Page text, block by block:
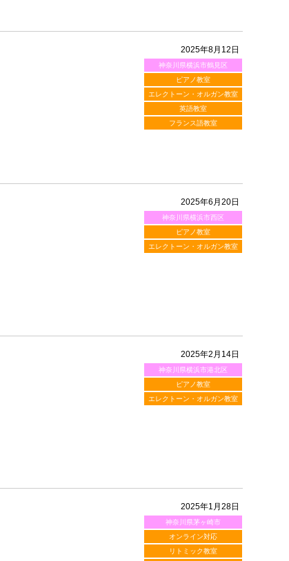
2025年8月12日
神奈川県横浜市鶴見区
ピアノ教室
エレクトーン・オルガン教室
英語教室
フランス語教室
2025年6月20日
神奈川県横浜市西区
ピアノ教室
エレクトーン・オルガン教室
2025年2月14日
神奈川県横浜市港北区
ピアノ教室
エレクトーン・オルガン教室
2025年1月28日
神奈川県茅ヶ崎市
オンライン対応
リトミック教室